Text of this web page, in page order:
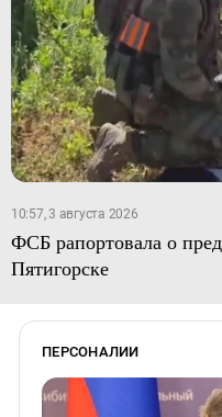
10:57, 3 августа 2026
ФСБ рапортовала о
Пятигорске
ПЕРСОНАЛИИ